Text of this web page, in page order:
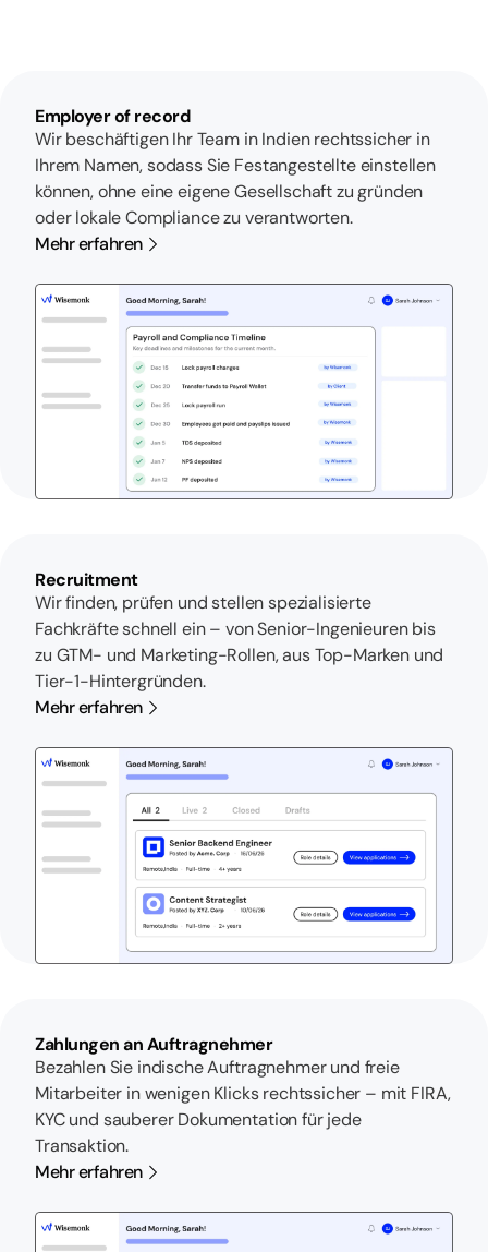
eigene Transformation gestalten.
Employer of record
Wir beschäftigen Ihr Team in Indien rechtssicher in
Ihrem Namen, sodass Sie Festangestellte einstellen
können, ohne eine eigene Gesellschaft zu gründen
oder lokale Compliance zu verantworten.
Mehr erfahren
Recruitment
Wir finden, prüfen und stellen spezialisierte
Fachkräfte schnell ein – von Senior-Ingenieuren bis
zu GTM- und Marketing-Rollen, aus Top-Marken und
Tier-1-Hintergründen.
Mehr erfahren
Zahlungen an Auftragnehmer
Bezahlen Sie indische Auftragnehmer und freie
Mitarbeiter in wenigen Klicks rechtssicher – mit FIRA,
KYC und sauberer Dokumentation für jede
Transaktion.
Mehr erfahren